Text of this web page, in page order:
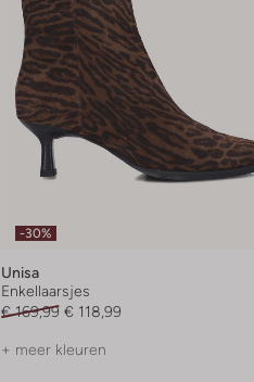
-30%
Unisa
Enkellaarsjes
€ 169,99 € 118,99
+ meer kleuren